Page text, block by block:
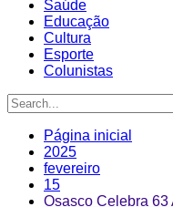
Saúde
Educação
Cultura
Esporte
Colunistas
Página inicial
2025
fevereiro
15
Osasco Celebra 63